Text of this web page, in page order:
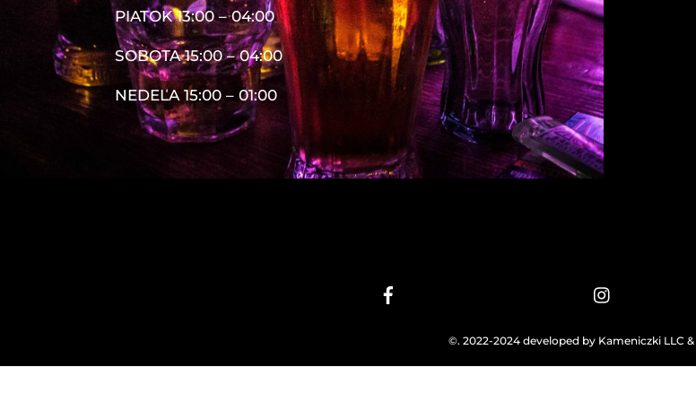
PIATOK 13:00 – 04:00
SOBOTA 15:00 – 04:00
NEDEĽA 15:00 – 01:00
©. 2022-2024 developed by Kameniczki LLC &